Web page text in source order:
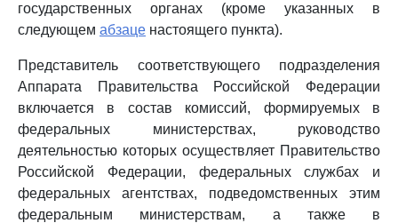
государственных органах (кроме указанных в
следующем абзаце настоящего пункта).
Представитель соответствующего подразделения
Аппарата Правительства Российской Федерации
включается в состав комиссий, формируемых в
федеральных министерствах, руководство
деятельностью которых осуществляет Правительство
Российской Федерации, федеральных службах и
федеральных агентствах, подведомственных этим
федеральным министерствам, а также в